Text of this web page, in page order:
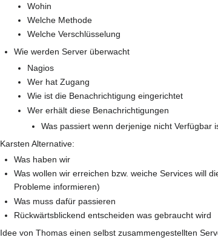
Wohin
Welche Methode
Welche Verschlüsselung
Wie werden Server überwacht
Nagios
Wer hat Zugang
Wie ist die Benachrichtigung eingerichtet
Wer erhält diese Benachrichtigungen
Was passiert wenn derjenige nicht Verfügbar
Karsten Alternative:
Was haben wir
Was wollen wir erreichen bzw. weiche Services will
Probleme informieren)
Was muss dafür passieren
Rückwärtsblickend entscheiden was gebraucht wird
Idee von Thomas einen selbst zusammengestellten